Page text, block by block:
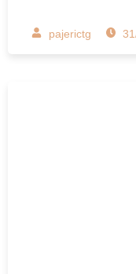
pajerictg